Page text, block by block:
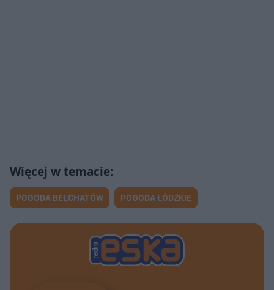
POGODA BEŁCHATÓW POGODA ŁÓDZKIE